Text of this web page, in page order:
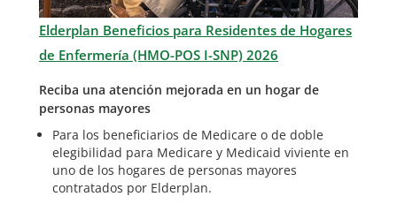
Elderplan Beneficios para Residentes de Hogares
de Enfermería (HMO-POS I-SNP) 2026
Reciba una atención mejorada en un hogar de
personas mayores
Para los beneficiarios de Medicare o de doble
elegibilidad para Medicare y Medicaid viviente en
uno de los hogares de personas mayores
contratados por Elderplan.